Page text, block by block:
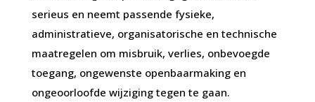
serieus en neemt passende fysieke,
administratieve, organisatorische en technische
maatregelen om misbruik, verlies, onbevoegde
toegang, ongewenste openbaarmaking en
ongeoorloofde wijziging tegen te gaan.